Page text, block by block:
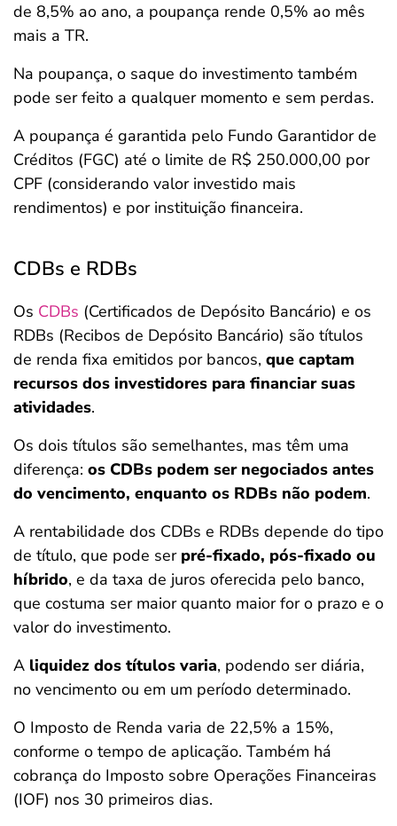
de 8,5% ao ano, a poupança rende 0,5% ao mês
mais a TR.
Na poupança, o saque do investimento também
pode ser feito a qualquer momento e sem perdas.
A poupança é garantida pelo Fundo Garantidor de
Créditos (FGC) até o limite de R$ 250.000,00 por
CPF (considerando valor investido mais
rendimentos) e por instituição financeira.
CDBs e RDBs
Os CDBs (Certificados de Depósito Bancário) e os
RDBs (Recibos de Depósito Bancário) são títulos
de renda fixa emitidos por bancos, que captam
recursos dos investidores para financiar suas
atividades.
Os dois títulos são semelhantes, mas têm uma
diferença: os CDBs podem ser negociados antes
do vencimento, enquanto os RDBs não podem.
A rentabilidade dos CDBs e RDBs depende do tipo
de título, que pode ser pré-fixado, pós-fixado ou
híbrido, e da taxa de juros oferecida pelo banco,
que costuma ser maior quanto maior for o prazo e o
valor do investimento.
A liquidez dos títulos varia, podendo ser diária,
no vencimento ou em um período determinado.
O Imposto de Renda varia de 22,5% a 15%,
conforme o tempo de aplicação. Também há
cobrança do Imposto sobre Operações Financeiras
(IOF) nos 30 primeiros dias.